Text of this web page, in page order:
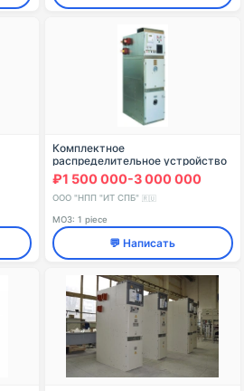
Комплектное
распределительное устройство
КРУИТ "Спарта"
₽1 500 000-3 000 000
ООО "НПП "ИТ СПБ" 🇷🇺
МОЗ: 1 piece
💬 Написать